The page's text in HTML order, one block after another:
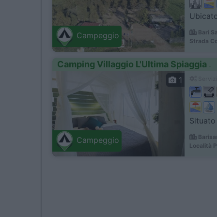
Campeggio
Bari
Strada
Camping Villaggio L'Ultima Spiaggia
Campeggio
1
Località